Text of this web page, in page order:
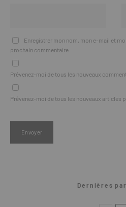
Enregistrer mon nom, mon e-mail et
prochain commentaire.
Prévenez-moi de tous les nouveaux
Prévenez-moi de tous les nouveaux articles
Dernières